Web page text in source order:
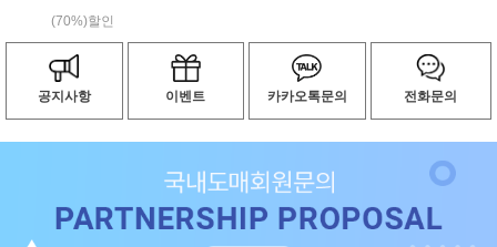
(70%)할인
공지사항 이벤트 카카오톡문의 전화문의